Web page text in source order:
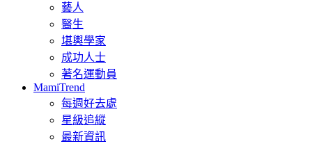
藝人
醫生
堪輿學家
成功人士
著名運動員
MamiTrend
每週好去處
星級追縱
最新資訊